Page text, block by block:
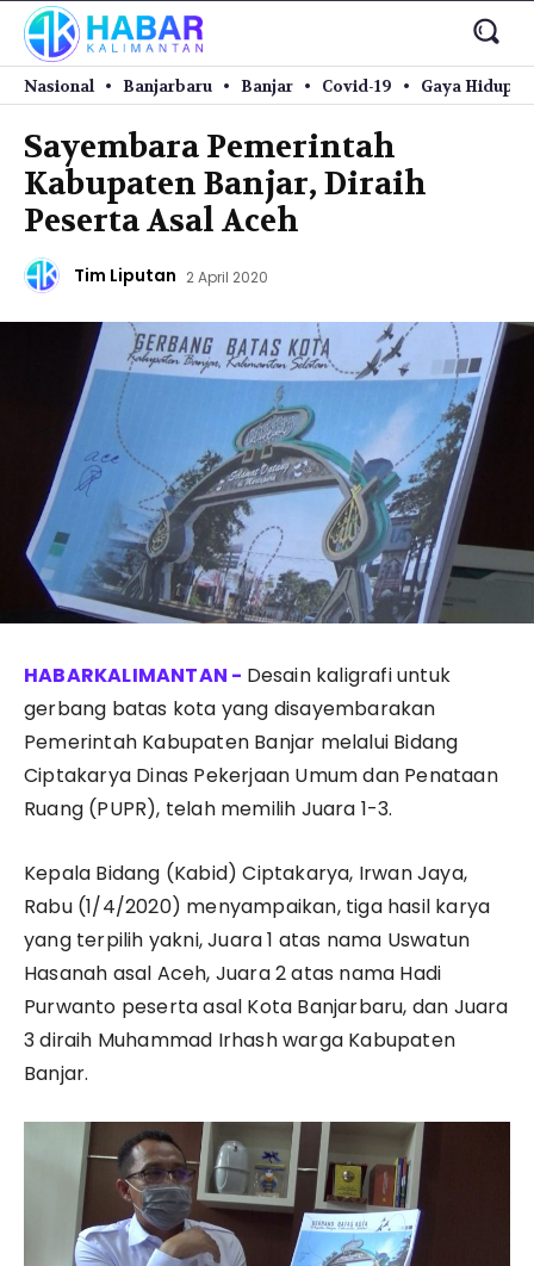
Nasional Banjarbaru Banjar Covid-19 Gaya Hidup
Sayembara Pemerintah
Kabupaten Banjar, Diraih
Peserta Asal Aceh
Tim Liputan 2 April 2020
Desain kaligrafi untuk
gerbang batas kota yang disayembarakan
Pemerintah Kabupaten Banjar melalui Bidang
Ciptakarya Dinas Pekerjaan Umum dan Penataan
Ruang (PUPR), telah memilih Juara 1-3.
Kepala Bidang (Kabid) Ciptakarya, Irwan Jaya,
Rabu (1/4/2020) menyampaikan, tiga hasil karya
yang terpilih yakni, Juara 1 atas nama Uswatun
Hasanah asal Aceh, Juara 2 atas nama Hadi
Purwanto peserta asal Kota Banjarbaru, dan Juara
3 diraih Muhammad Irhash warga Kabupaten
Banjar.